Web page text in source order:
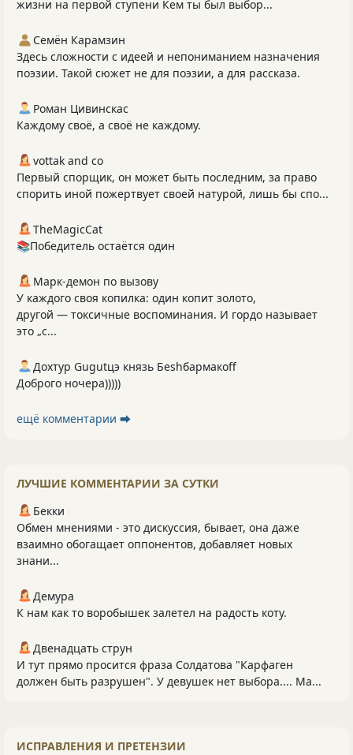
жизни на первой ступени Кем ты был выбор...
Семён Карамзин
Здесь сложности с идеей и непониманием назначения
поэзии. Такой сюжет не для поэзии, а для рассказа.
Роман Цивинскас
Каждому своё, а своё не каждому.
vottak and co
Первый спорщик, он может быть последним, за право
спорить иной пожертвует своей натурой, лишь бы спо...
TheMagicCat
📚Победитель остаётся один
Марк-демон по вызову
У каждого своя копилка: один копит золото,
другой — токсичные воспоминания. И гордо называет
это „с...
Дохтур Gugutцэ князь Беshбармакоff
Доброго ночера)))))
ещё комментарии ⮕
ЛУЧШИЕ КОММЕНТАРИИ ЗА СУТКИ
Бекки
Обмен мнениями - это дискуссия, бывает, она даже
взаимно обогащает оппонентов, добавляет новых
знани...
Демура
К нам как то воробышек залетел на радость коту.
Двенадцать струн
И тут прямо просится фраза Солдатова "Карфаген
должен быть разрушен". У девушек нет выбора.... Ма...
ИСПРАВЛЕНИЯ И ПРЕТЕНЗИИ